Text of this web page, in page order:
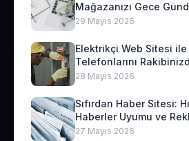
Mağazanızı Gece
29 Mayıs 2026
Elektrikçi Web Sitesi ile
Telefonlarını
28 Mayıs 2026
Sıfırdan Haber Sitesi:
Haberler Uyumu ve
27 Mayıs 2026